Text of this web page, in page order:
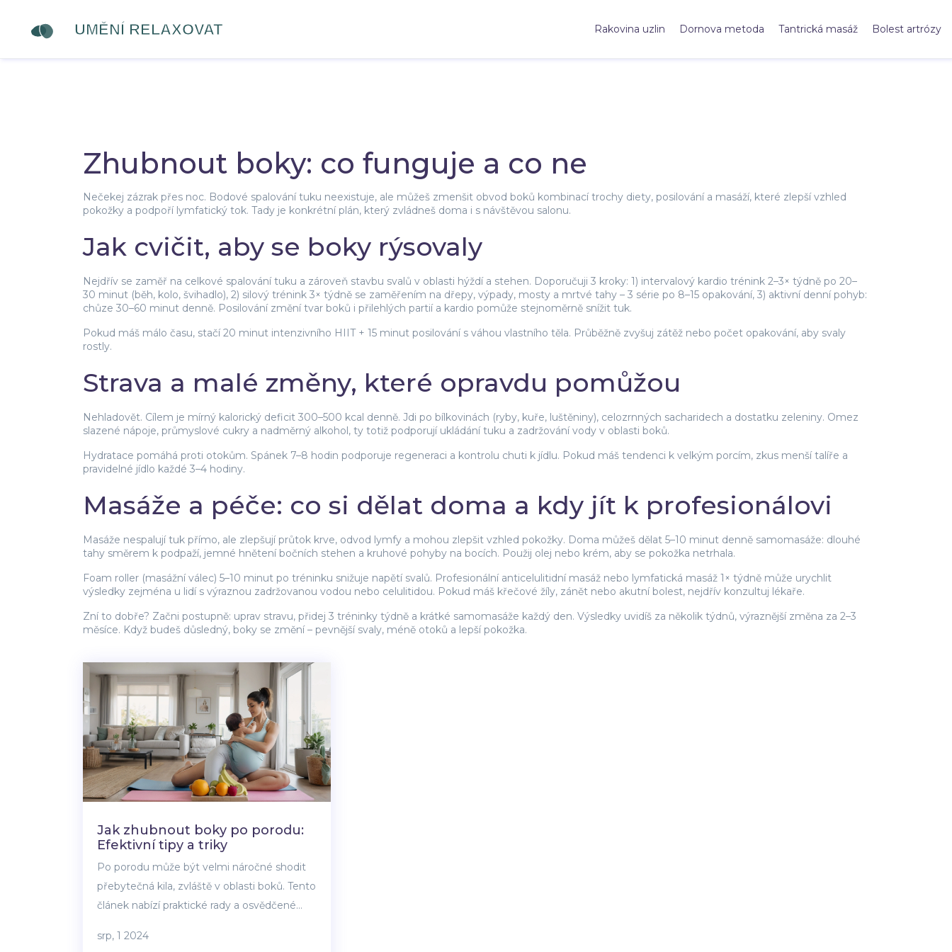
Rakovina uzlin Dornova metoda Tantrická masáž Bolest artrózy
Zhubnout boky: co funguje a co ne
Nečekej zázrak přes noc. Bodové spalování tuku neexistuje, ale můžeš zmenšit obvod boků kombinací trochy diety, posilování a masáží, které zlepší vzhled
pokožky a podpoří lymfatický tok. Tady je konkrétní plán, který zvládneš doma i s návštěvou salonu.
Jak cvičit, aby se boky rýsovaly
Nejdřív se zaměř na celkové spalování tuku a zároveň stavbu svalů v oblasti hýždí a stehen. Doporučuji 3 kroky: 1) intervalový kardio trénink 2–3× týdně po 20–
30 minut (běh, kolo, švihadlo), 2) silový trénink 3× týdně se zaměřením na dřepy, výpady, mosty a mrtvé tahy – 3 série po 8–15 opakování, 3) aktivní denní pohyb:
chůze 30–60 minut denně. Posilování změní tvar boků i přilehlých partií a kardio pomůže stejnoměrně snížit tuk.
Pokud máš málo času, stačí 20 minut intenzivního HIIT + 15 minut posilování s váhou vlastního těla. Průběžně zvyšuj zátěž nebo počet opakování, aby svaly
rostly.
Strava a malé změny, které opravdu pomůžou
Nehladovět. Cílem je mírný kalorický deficit 300–500 kcal denně. Jdi po bílkovinách (ryby, kuře, luštěniny), celozrnných sacharidech a dostatku zeleniny. Omez
slazené nápoje, průmyslové cukry a nadměrný alkohol, ty totiž podporují ukládání tuku a zadržování vody v oblasti boků.
Hydratace pomáhá proti otokům. Spánek 7–8 hodin podporuje regeneraci a kontrolu chuti k jídlu. Pokud máš tendenci k velkým porcím, zkus menší talíře a
pravidelné jídlo každé 3–4 hodiny.
Masáže a péče: co si dělat doma a kdy jít k profesionálovi
Masáže nespalují tuk přímo, ale zlepšují průtok krve, odvod lymfy a mohou zlepšit vzhled pokožky. Doma můžeš dělat 5–10 minut denně samomasáže: dlouhé
tahy směrem k podpaží, jemné hnětení bočních stehen a kruhové pohyby na bocích. Použij olej nebo krém, aby se pokožka netrhala.
Foam roller (masážní válec) 5–10 minut po tréninku snižuje napětí svalů. Profesionální anticelulitidní masáž nebo lymfatická masáž 1× týdně může urychlit
výsledky zejména u lidí s výraznou zadržovanou vodou nebo celulitidou. Pokud máš křečové žíly, zánět nebo akutní bolest, nejdřív konzultuj lékaře.
Zní to dobře? Začni postupně: uprav stravu, přidej 3 tréninky týdně a krátké samomasáže každý den. Výsledky uvidíš za několik týdnů, výraznější změna za 2–3
měsíce. Když budeš důsledný, boky se změní – pevnější svaly, méně otoků a lepší pokožka.
Jak zhubnout boky po porodu:
Efektivní tipy a triky
Po porodu může být velmi náročné shodit
přebytečná kila, zvláště v oblasti boků. Tento
článek nabízí praktické rady a osvědčené
porodu. Zahrnuje cvičební rutiny, stravovací
srp, 1 2024